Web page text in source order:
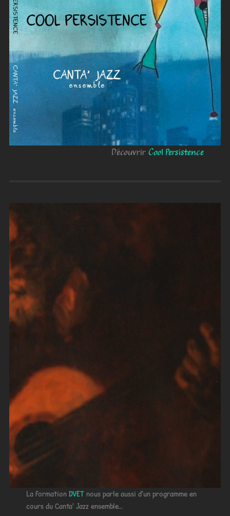
DécouvrirCool Persistence
La formationDVETnous parle aussi d'un programme en
cours du Canta' Jazz ensemble...